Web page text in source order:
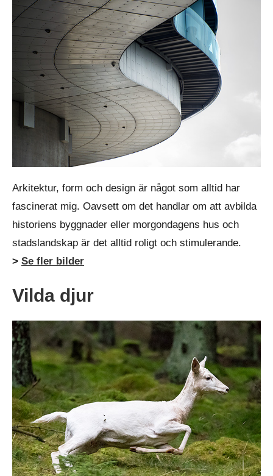
Arkitektur, form och design är något som alltid har
fascinerat mig. Oavsett om det handlar om att avbilda
historiens byggnader eller morgondagens hus och
stadslandskap är det alltid roligt och stimulerande.
> Se fler bilder
Vilda djur